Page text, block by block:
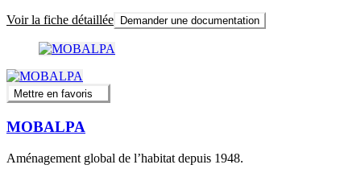
Voir la fiche détaillée Demander une documentation
Mettre en favoris
MOBALPA
Aménagement global de l’habitat depuis 1948.